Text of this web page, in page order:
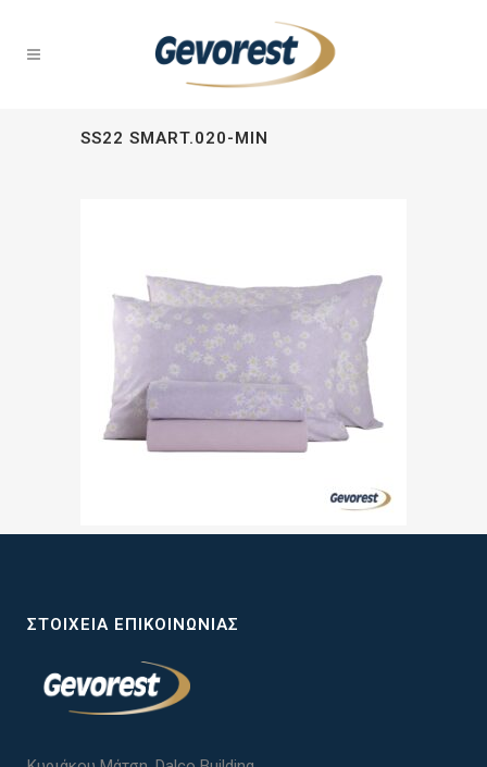
SS22 SMART.020-MIN
ΣΤΟΙΧΕΊΑ ΕΠΙΚΟΙΝΩΝΊΑΣ